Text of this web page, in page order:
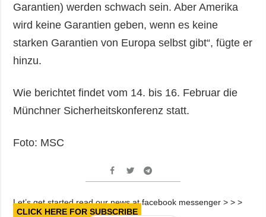
Garantien) werden schwach sein. Aber Amerika
wird keine Garantien geben, wenn es keine
starken Garantien von Europa selbst gibt“, fügte er
hinzu.
Wie berichtet findet vom 14. bis 16. Februar die
Münchner Sicherheitskonferenz statt.
Foto: MSC
Let’s get started read our news at facebook messenger > > >
CLICK HERE FOR SUBSCRIBE